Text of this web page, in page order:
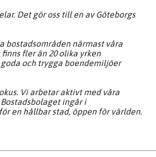
Det gör oss till en av Göteborgs
bostadsområden närmast våra
fler än 20 olika yrken
och trygga boendemiljöer
Vi arbetar aktivt med våra
ingår i
en hållbar stad, öppen för världen.